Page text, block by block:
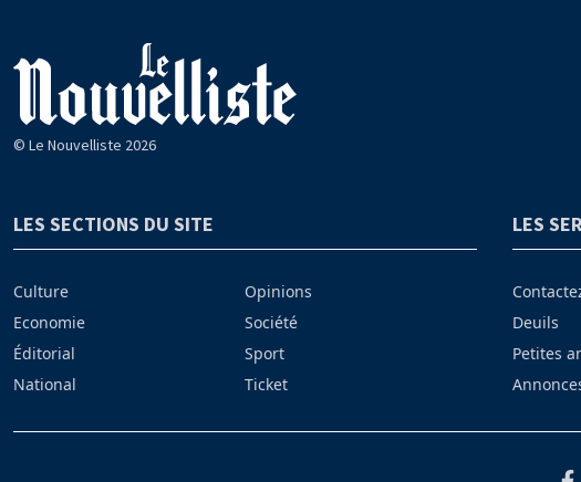
© Le Nouvelliste 2026
LES SECTIONS DU SITE
Culture
Economie
Éditorial
National
Opinions
Société
Sport
Ticket
LES
Deuils
Petites